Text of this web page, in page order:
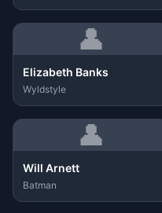
👤
Elizabeth Banks
Wyldstyle
👤
Will Arnett
Batman